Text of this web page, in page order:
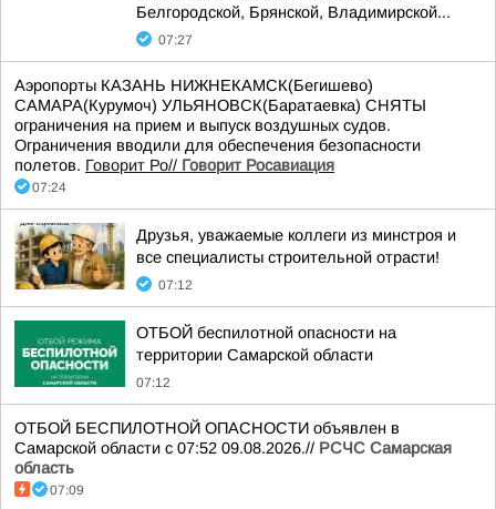
Белгородской, Брянской, Владимирской...
07:27
Аэропорты КАЗАНЬ НИЖНЕКАМСК(Бегишево)
САМАРА(Курумоч) УЛЬЯНОВСК(Баратаевка) СНЯТЫ
ограничения на прием и выпуск воздушных судов.
Ограничения вводили для обеспечения безопасности
полетов. Говорит Ро// Говорит Росавиация
07:24
Друзья, уважаемые коллеги из минстроя и
все специалисты строительной отрасти!
07:12
ОТБОЙ беспилотной опасности на
территории Самарской области
07:12
ОТБОЙ БЕСПИЛОТНОЙ ОПАСНОСТИ объявлен в
Самарской области с 07:52 09.08.2026.// РСЧС Самарская
область
07:09